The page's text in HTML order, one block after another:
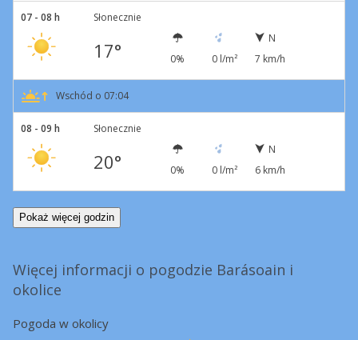
07 - 08 h Słonecznie
17° 0% 0 l/m²
N
7 km/h
Wschód o 07:04
08 - 09 h Słonecznie
20° 0% 0 l/m²
N
6 km/h
Pokaż więcej godzin
Więcej informacji o pogodzie Barásoain i
okolice
Pogoda w okolicy